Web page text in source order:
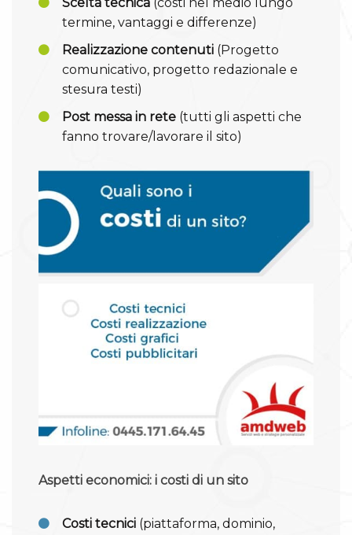
termine, vantaggi e differenze)
Realizzazione contenuti (Progetto
comunicativo, progetto redazionale e
stesura testi)
Post messa in rete (tutti gli aspetti che
fanno trovare/lavorare il sito)
Aspetti economici: i costi di un sito
Costi tecnici (piattaforma, dominio,